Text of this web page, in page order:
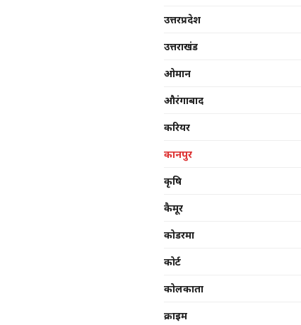
उत्तरप्रदेश
उत्तराखंड
ओमान
औरंगाबाद
करियर
कानपुर
कृषि
कैमूर
कोडरमा
कोर्ट
कोलकाता
क्राइम